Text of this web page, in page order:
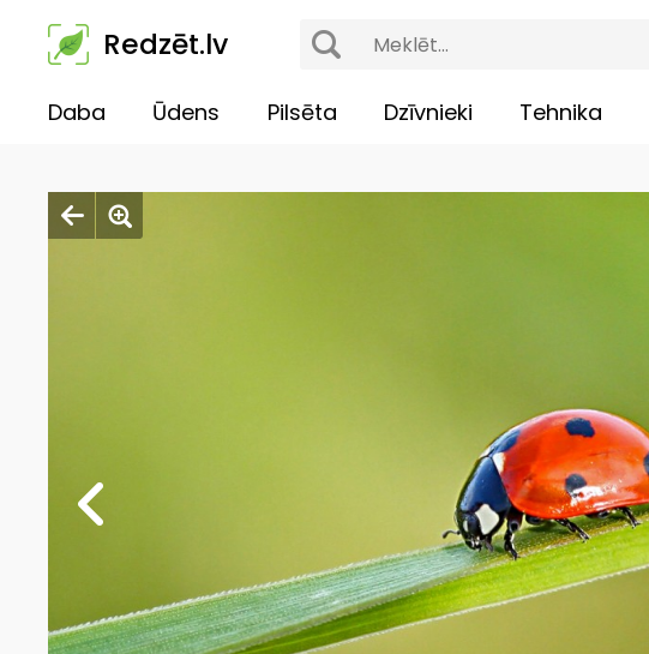
Redzēt.lv
Daba Ūdens Pilsēta Dzīvnieki Tehnika